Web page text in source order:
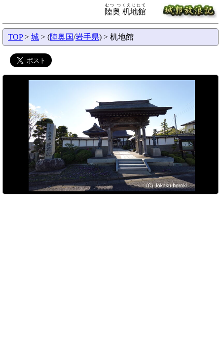
陸奥 机地館
むつ つくえじたて
TOP> 城 > (陸奥国/岩手県) > 机地館